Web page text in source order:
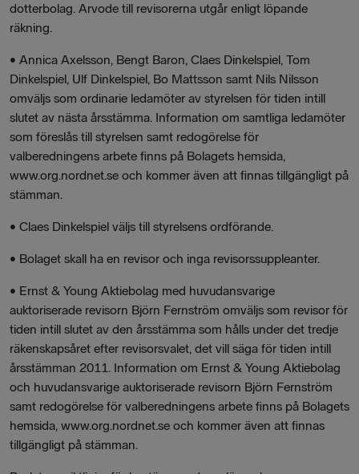
dotterbolag. Arvode till revisorerna utgår enligt löpande
räkning.
• Annica Axelsson, Bengt Baron, Claes Dinkelspiel, Tom
Dinkelspiel, Ulf Dinkelspiel, Bo Mattsson samt Nils Nilsson
omväljs som ordinarie ledamöter av styrelsen för tiden intill
slutet av nästa årsstämma. Information om samtliga ledamöter
som föreslås till styrelsen samt redogörelse för
valberedningens arbete finns på Bolagets hemsida,
www.org.nordnet.se och kommer även att finnas tillgängligt på
stämman.
• Claes Dinkelspiel väljs till styrelsens ordförande.
• Bolaget skall ha en revisor och inga revisorssuppleanter.
• Ernst & Young Aktiebolag med huvudansvarige
auktoriserade revisorn Björn Fernström omväljs som revisor för
tiden intill slutet av den årsstämma som hålls under det tredje
räkenskapsåret efter revisorsvalet, det vill säga för tiden intill
årsstämman 2011. Information om Ernst & Young Aktiebolag
och huvudansvarige auktoriserade revisorn Björn Fernström
samt redogörelse för valberedningens arbete finns på Bolagets
hemsida, www.org.nordnet.se och kommer även att finnas
tillgängligt på stämman.